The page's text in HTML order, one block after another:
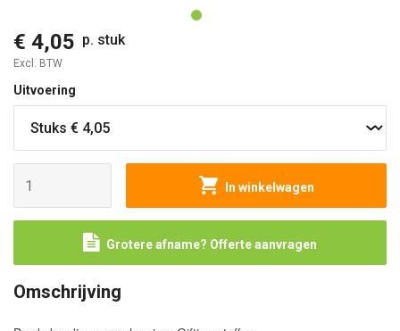
€ 4,05 p. stuk
Excl. BTW
Uitvoering
In winkelwagen
Grotere afname? Offerte aanvragen
Omschrijving